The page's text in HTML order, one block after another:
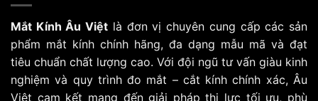
Mắt Kính Âu Việt là đơn vị chuyên cung cấp các sản
phẩm mắt kính chính hãng, đa dạng mẫu mã và đạt
tiêu chuẩn chất lượng cao. Với đội ngũ tư vấn giàu kinh
nghiệm và quy trình đo mắt – cắt kính chính xác, Âu
Việt cam kết mang đến giải pháp thị lực tối ưu, phù